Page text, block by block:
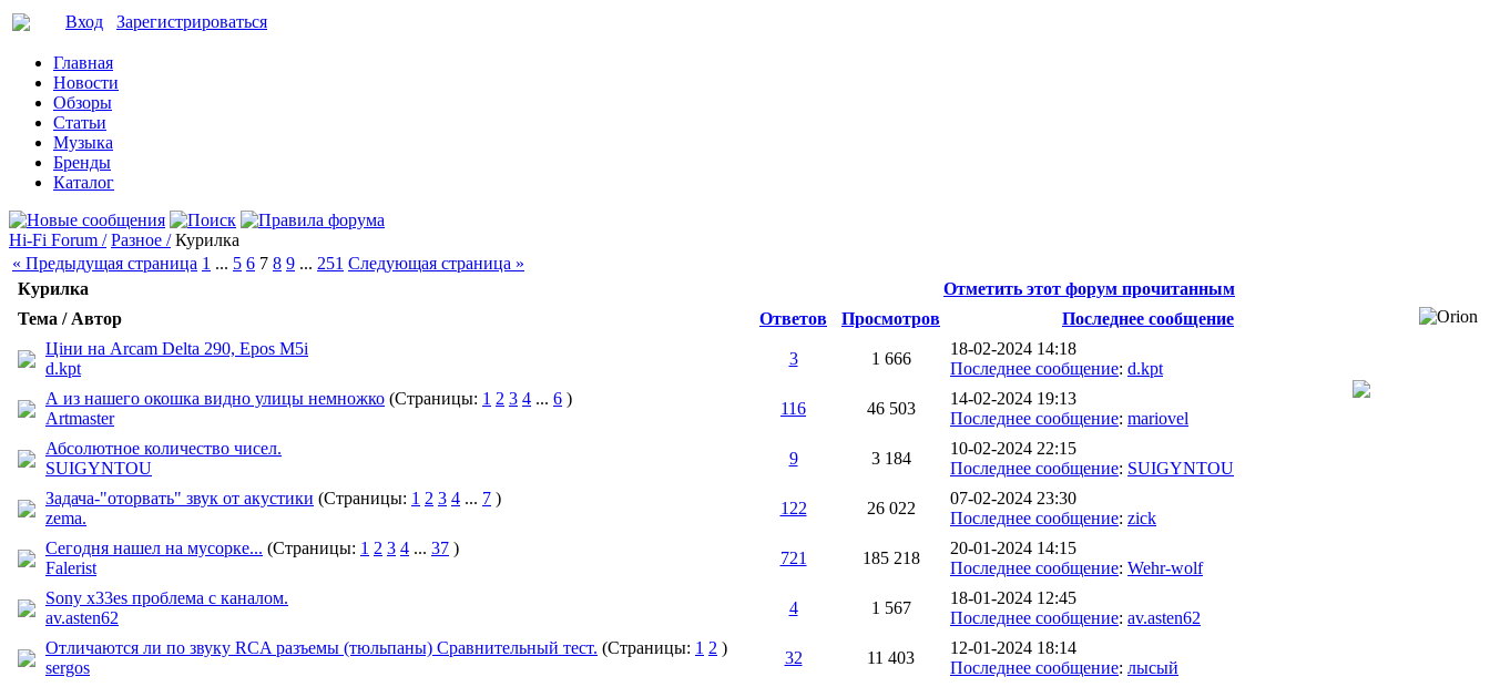
Вход Зарегистрироваться
Главная
Новости
Обзоры
Статьи
Музыка
Бренды
Каталог
Hi-Fi Forum / Разное / Курилка
« Предыдущая страница 1 ... 5 6 7 8 9 ... 251 Следующая страница »
Отметить этот форум прочитанным
Курилка
Тема / Автор
Ответов Просмотров
Последнее сообщение
Ціни на Arcam Delta 290, Epos M5i
d.kpt
3 1 666
18-02-2024 14:18
Последнее сообщение: d.kpt
А из нашего окошка видно улицы немножко (Страницы: 1 2 3 4 ... 6 )
Artmaster
116 46 503
14-02-2024 19:13
Последнее сообщение: mariovel
Абсолютное количество чисел.
SUIGYNTOU
9 3 184
10-02-2024 22:15
Последнее сообщение: SUIGYNTOU
Задача-"оторвать" звук от акустики (Страницы: 1 2 3 4 ... 7 )
zema.
122 26 022
07-02-2024 23:30
Последнее сообщение: zick
Сегодня нашел на мусорке... (Страницы: 1 2 3 4 ... 37 )
Falerist
721 185 218
20-01-2024 14:15
Последнее сообщение: Wehr-wolf
Sony x33es проблема с каналом.
av.asten62
4 1 567
18-01-2024 12:45
Последнее сообщение: av.asten62
Отличаются ли по звуку RCA разъемы (тюльпаны) Сравнительный тест. (Страницы: 1 2 )
sergos
32 11 403
12-01-2024 18:14
Последнее сообщение: лысый